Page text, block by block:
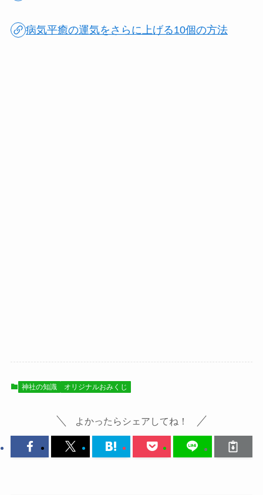
病気平癒の運気をさらに上げる10個の方法
神社の知識 オリジナルおみくじ
よかったらシェアしてね！